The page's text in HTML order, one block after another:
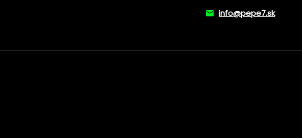
info@pepe7.sk